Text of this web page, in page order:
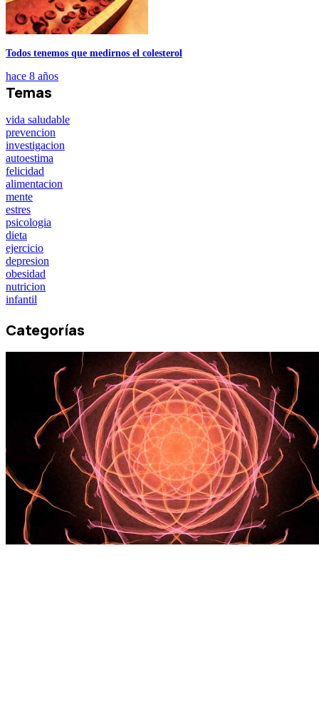
Todos tenemos que medirnos el colesterol
hace 8 años
Temas
vida saludable
prevencion
investigacion
autoestima
felicidad
alimentacion
mente
estres
psicologia
dieta
ejercicio
depresion
obesidad
nutricion
infantil
Categorías